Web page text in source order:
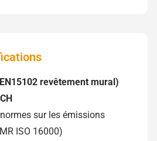
revêtement mural)
sur les émissions
ISO 16000)